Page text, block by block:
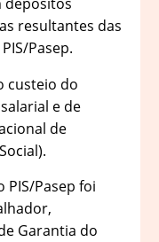
depósitos
resultantes das
Pasep.
custeio do
e de
de
PIS/Pasep foi
Garantia do